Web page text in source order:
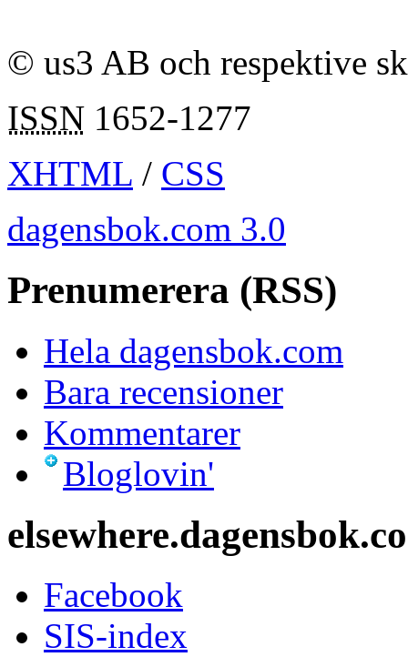
© us3 AB och respektive
ISSN 1652-1277
XHTML / CSS
dagensbok.com 3.0
Prenumerera (RSS)
Hela dagensbok.com
Bara recensioner
Kommentarer
Bloglovin'
Facebook
SIS-index